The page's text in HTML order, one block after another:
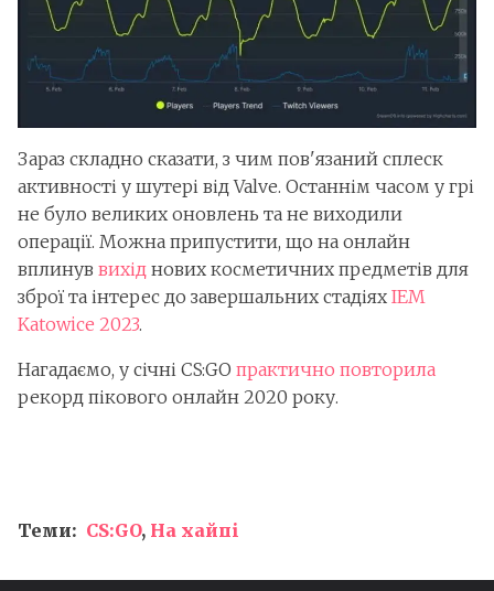
Зараз складно сказати, з чим пов'язаний сплеск
активності у шутері від Valve. Останнім часом у грі
не було великих оновлень та не виходили
операції. Можна припустити, що на онлайн
вплинув вихід нових косметичних предметів для
зброї та інтерес до завершальних стадіях IEM
Katowice 2023.
Нагадаємо, у січні CS:GO практично повторила
рекорд пікового онлайн 2020 року.
Теми: CS:GO, На хайпі